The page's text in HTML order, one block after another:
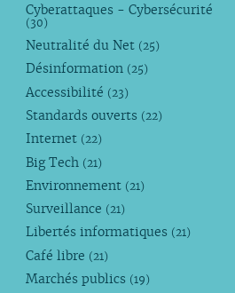
Cyberattaques - Cybersécurité
(30)
Neutralité du Net (25)
Désinformation (25)
Accessibilité (23)
Standards ouverts (22)
Internet (22)
Big Tech (21)
Environnement (21)
Surveillance (21)
Libertés informatiques (21)
Café libre (21)
Marchés publics (19)